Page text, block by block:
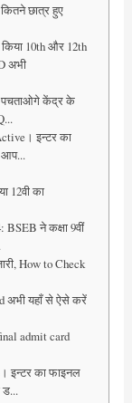
छात्र हुए
10th और 12th
अभी
पचताओगे केंद्र के
इन्टर का
आप...
12वी का
ने कक्षा 9वीं
How to Check
अभी यहाँ से ऐसे करें
admit card
इन्टर का फाइनल
ड...